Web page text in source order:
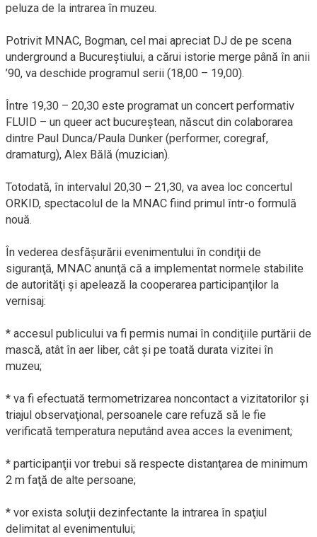
peluza de la intrarea în muzeu.
Potrivit MNAC, Bogman, cel mai apreciat DJ de pe scena
underground a Bucureştiului, a cărui istorie merge până în anii
’90, va deschide programul serii (18,00 – 19,00).
Între 19,30 – 20,30 este programat un concert performativ
FLUID – un queer act bucureştean, născut din colaborarea
dintre Paul Dunca/Paula Dunker (performer, coregraf,
dramaturg), Alex Bălă (muzician).
Totodată, în intervalul 20,30 – 21,30, va avea loc concertul
ORKID, spectacolul de la MNAC fiind primul într-o formulă
nouă.
În vederea desfăşurării evenimentului în condiţii de
siguranţă, MNAC anunţă că a implementat normele stabilite
de autorităţi şi apelează la cooperarea participanţilor la
vernisaj:
* accesul publicului va fi permis numai în condiţiile purtării de
mască, atât în aer liber, cât şi pe toată durata vizitei în
muzeu;
* va fi efectuată termometrizarea noncontact a vizitatorilor şi
triajul observaţional, persoanele care refuză să le fie
verificată temperatura neputând avea acces la eveniment;
* participanţii vor trebui să respecte distanţarea de minimum
2 m faţă de alte persoane;
* vor exista soluţii dezinfectante la intrarea în spaţiul
delimitat al evenimentului;